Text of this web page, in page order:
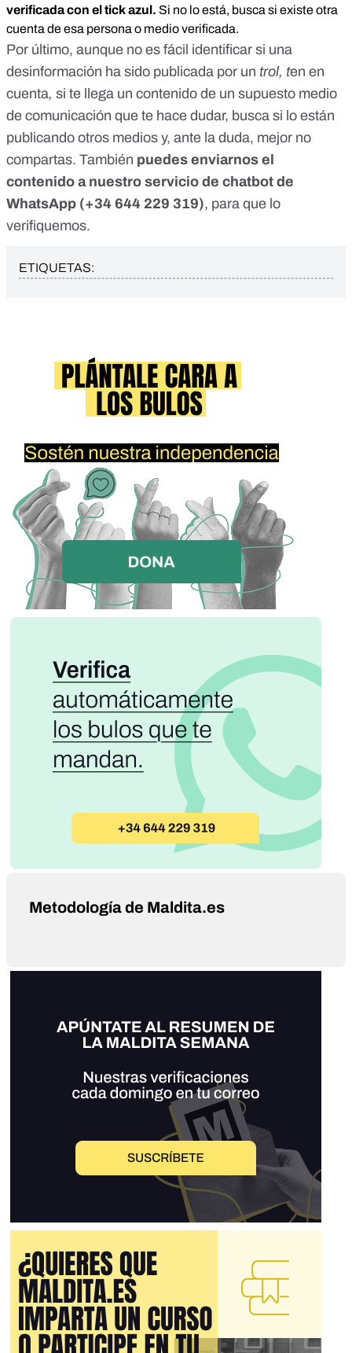
verificada con el tick azul. Si no lo está, busca si existe otra
cuenta de esa persona o medio verificada.
Por último, aunque no es fácil identificar si una
desinformación ha sido publicada por un trol, ten en
cuenta, si te llega un contenido de un supuesto medio
de comunicación que te hace dudar, busca si lo están
publicando otros medios y, ante la duda, mejor no
compartas. También puedes enviarnos el
contenido a nuestro servicio de chatbot de
WhatsApp (+34 644 229 319), para que lo
verifiquemos.
ETIQUETAS:
Metodología de Maldita.es